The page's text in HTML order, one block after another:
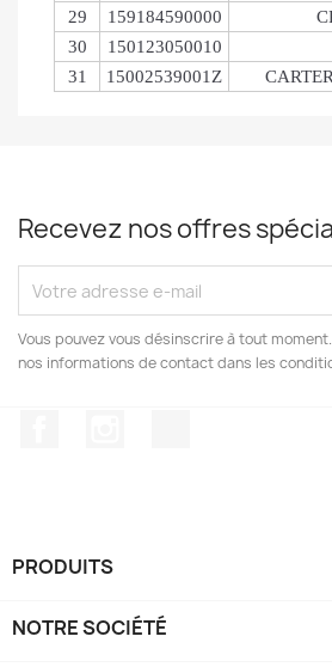
29
159184590000
30
150123050010
31
15002539001Z
Recevez nos offres
Vous pouvez vous désinscrire à tout
nos informations de contact dans les
PRODUITS
NOTRE SOCIÉTÉ